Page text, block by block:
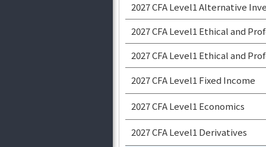
2027 CFA Level1 Alternative
2027 CFA Level1 Ethical and
2027 CFA Level1 Ethical and
2027 CFA Level1 Fixed Income
2027 CFA Level1 Economics
2027 CFA Level1 Derivatives